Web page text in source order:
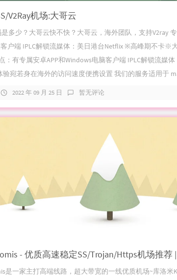
V2Ray机场:大哥云
多少？大哥云快不快？大哥云，海外团队，支持V2ray
户端 IPLC解锁流媒体：美日港台Netflix ※高峰期不卡※
：有专属安卓APP和Windows电脑客户端 IPLC解锁流媒
验宛若身在海外的访问速度便携设置 我们的服务适用于
2022 年 09 月 25 日 暂无评论
是一家主打高端线路，超大带宽的一线优质机场~库洛米